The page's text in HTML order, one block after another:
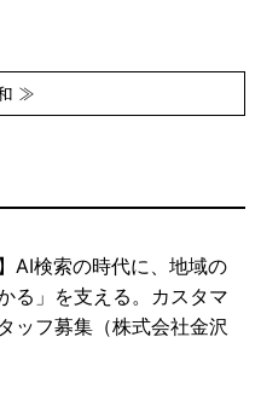
≫
AI検索の時代に、地域の
る」を支える。カスタマ
ッフ募集（株式会社金沢